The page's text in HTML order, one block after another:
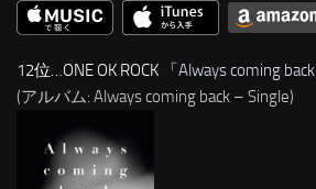
12位…ONE OK ROCK 「Always coming back
(アルバム: Always coming back – Single)